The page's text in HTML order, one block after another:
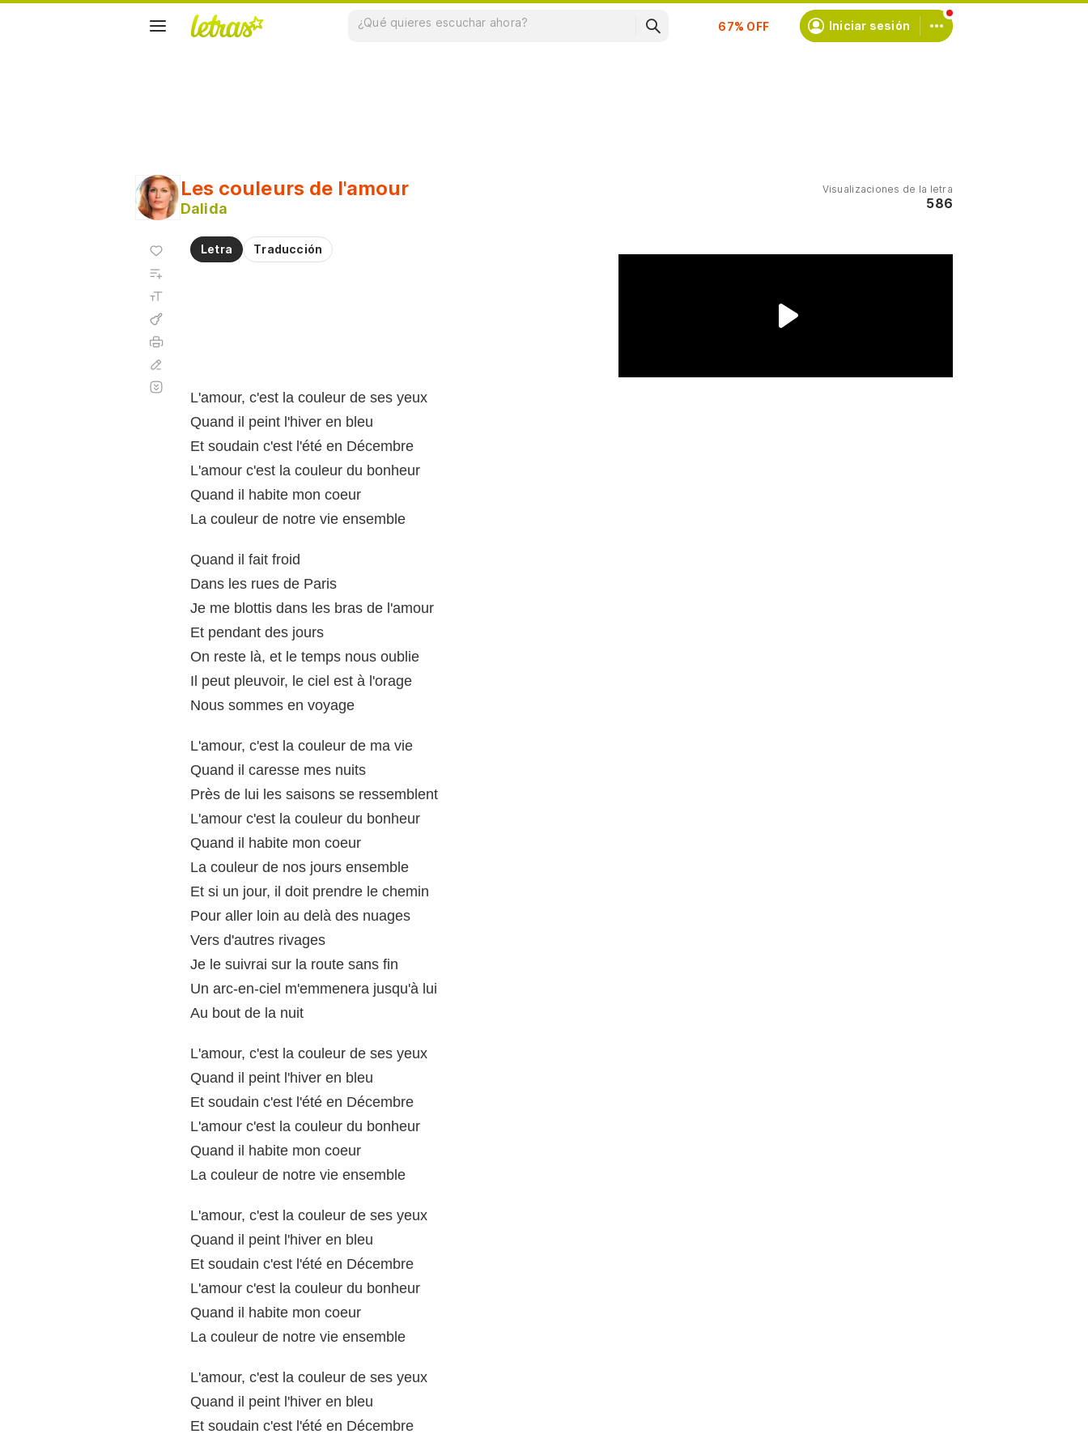
Suscríbete Iniciar sesión
Visualizaciones de la letra
586
Les couleurs de l'amour
Dalida
Letra Traducción
L'amour, c'est la couleur de ses yeux
Quand il peint l'hiver en bleu
Et soudain c'est l'été en Décembre
L'amour c'est la couleur du bonheur
Quand il habite mon coeur
La couleur de notre vie ensemble
Quand il fait froid
Dans les rues de Paris
Je me blottis dans les bras de l'amour
Et pendant des jours
On reste là, et le temps nous oublie
Il peut pleuvoir, le ciel est à l'orage
Nous sommes en voyage
L'amour, c'est la couleur de ma vie
Quand il caresse mes nuits
Près de lui les saisons se ressemblent
L'amour c'est la couleur du bonheur
Quand il habite mon coeur
La couleur de nos jours ensemble
Et si un jour, il doit prendre le chemin
Pour aller loin au delà des nuages
Vers d'autres rivages
Je le suivrai sur la route sans fin
Un arc-en-ciel m'emmenera jusqu'à lui
Au bout de la nuit
L'amour, c'est la couleur de ses yeux
Quand il peint l'hiver en bleu
Et soudain c'est l'été en Décembre
L'amour c'est la couleur du bonheur
Quand il habite mon coeur
La couleur de notre vie ensemble
L'amour, c'est la couleur de ses yeux
Quand il peint l'hiver en bleu
Et soudain c'est l'été en Décembre
L'amour c'est la couleur du bonheur
Quand il habite mon coeur
La couleur de notre vie ensemble
L'amour, c'est la couleur de ses yeux
Quand il peint l'hiver en bleu
Et soudain c'est l'été en Décembre
Agregar
favoritos
Agregar
automático